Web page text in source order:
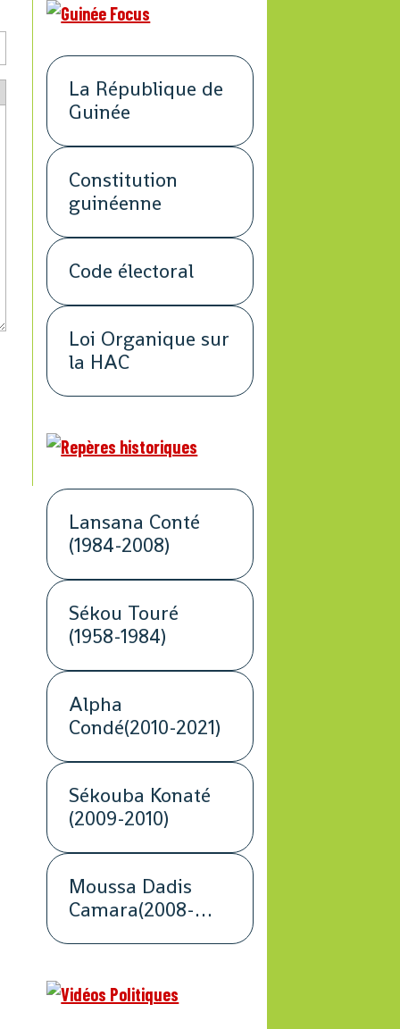
La République de
Guinée
Constitution
guinéenne
Code électoral
Loi Organique sur
la HAC
Lansana Conté
(1984-2008)
Sékou Touré
(1958-1984)
Alpha
Condé(2010-2021)
Sékouba Konaté
(2009-2010)
Moussa Dadis
Camara(2008-